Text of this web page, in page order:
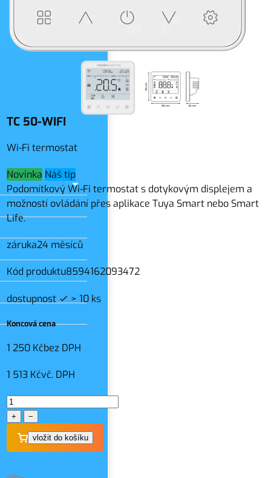
TC 50-WIFI
Wi-Fi termostat
Novinka Náš tip
Podomítkový Wi-Fi termostat s dotykovým displejem a
možností ovládání přes aplikace Tuya Smart nebo Smart
Life.
záruka24 měsíců
Kód produktu8594162093472
dostupnost > 10 ks
Koncová cena
1 250 Kčbez DPH
1 513 Kčvč. DPH
+ −